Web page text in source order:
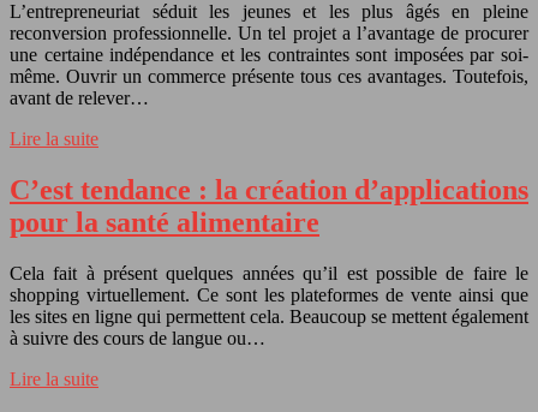
L’entrepreneuriat séduit les jeunes et les plus âgés en pleine
reconversion professionnelle. Un tel projet a l’avantage de procurer
une certaine indépendance et les contraintes sont imposées par soi-
même. Ouvrir un commerce présente tous ces avantages. Toutefois,
avant de relever…
Lire la suite
C’est tendance : la création d’applications
pour la santé alimentaire
Cela fait à présent quelques années qu’il est possible de faire le
shopping virtuellement. Ce sont les plateformes de vente ainsi que
les sites en ligne qui permettent cela. Beaucoup se mettent également
à suivre des cours de langue ou…
Lire la suite